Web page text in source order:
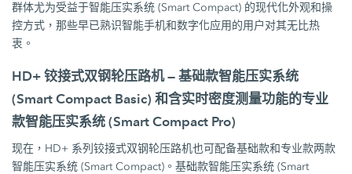
群体尤为受益于智能压实系统 (Smart Compact) 的现代化外观和操
控方式，那些早已熟识智能手机和数字化应用的用户对其无比热
衷。
HD+ 铰接式双钢轮压路机 — 基础款智能压实系统
(Smart Compact Basic) 和含实时密度测量功能的专业
款智能压实系统 (Smart Compact Pro)
现在，HD+ 系列铰接式双钢轮压路机也可配备基础款和专业款两款
智能压实系统 (Smart Compact)。基础款智能压实系统 (Smart